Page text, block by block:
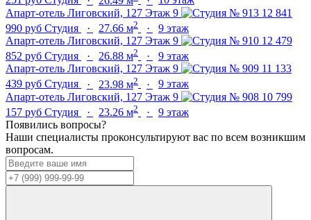
Апарт-отель Лиговский, 127 Этаж 9
12 841
990 руб Студия · 27.66 м2 ·
9 этаж
Апарт-отель Лиговский, 127 Этаж 9
12 479
852 руб Студия · 26.88 м2 ·
9 этаж
Апарт-отель Лиговский, 127 Этаж 9
11 133
439 руб Студия · 23.98 м2 ·
9 этаж
Апарт-отель Лиговский, 127 Этаж 9
10 799
157 руб Студия · 23.26 м2 ·
9 этаж
Появились вопросы?
Наши специалисты проконсультируют вас по всем возникшим
вопросам.